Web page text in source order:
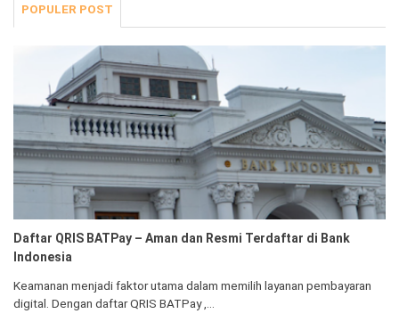
POPULER POST
Daftar QRIS BATPay – Aman dan Resmi Terdaftar di Bank
Indonesia
Keamanan menjadi faktor utama dalam memilih layanan pembayaran
digital. Dengan daftar QRIS BATPay ,…